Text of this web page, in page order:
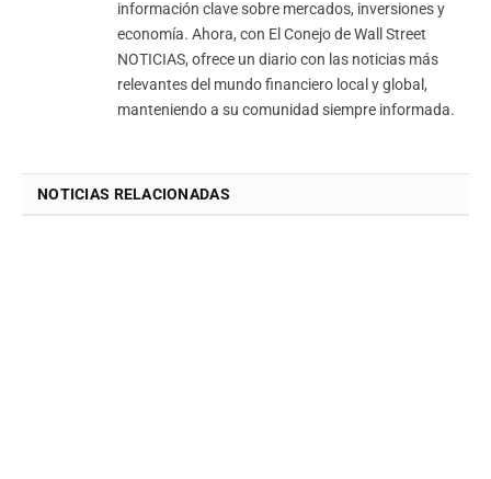
información clave sobre mercados, inversiones y
economía. Ahora, con El Conejo de Wall Street
NOTICIAS, ofrece un diario con las noticias más
relevantes del mundo financiero local y global,
manteniendo a su comunidad siempre informada.
NOTICIAS RELACIONADAS